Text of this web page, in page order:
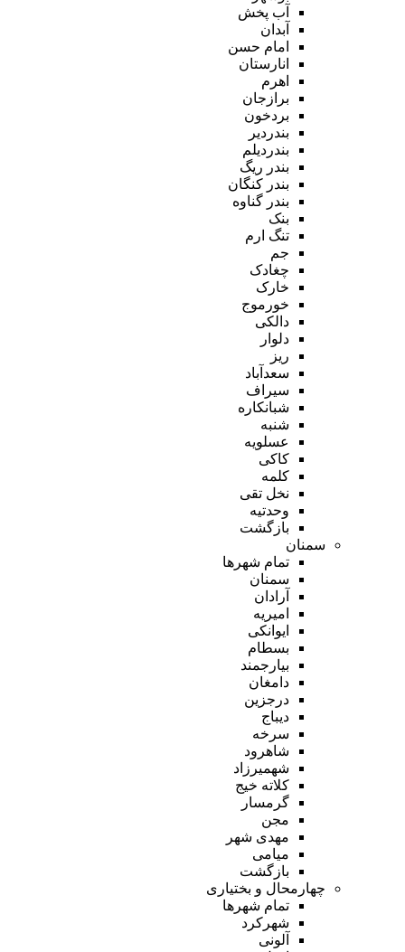
آب پخش
آبدان
امام حسن
انارستان
اهرم
برازجان
بردخون
بندردیر
بندردیلم
بندر ریگ
بندر کنگان
بندر گناوه
بنک
تنگ ارم
جم
چغادک
خارک
خورموج
دالکی
دلوار
ریز
سعدآباد
سیراف
شبانکاره
شنبه
عسلویه
کاکی
کلمه
نخل تقی
وحدتیه
بازگشت
سمنان
تمام شهر‌ها
سمنان
آرادان
امیریه
ایوانکی
بسطام
بیارجمند
دامغان
درجزین
دیباج
سرخه
شاهرود
شهمیرزاد
کلاته خیج
گرمسار
مجن
مهدی شهر
میامی
بازگشت
چهارمحال و بختیاری
تمام شهر‌ها
شهرکرد
آلونی